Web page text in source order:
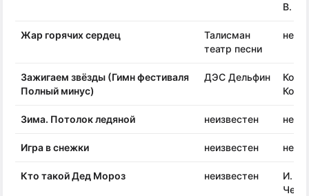
В.
Жар горячих сердец
Талисман
театр песни
Зажигаем звёзды (Гимн фестиваля
Полный минус)
ДЭС Дельфин
Зима. Потолок ледяной неизвестен
Игра в снежки неизвестен
Кто такой Дед Мороз неизвестен
И.